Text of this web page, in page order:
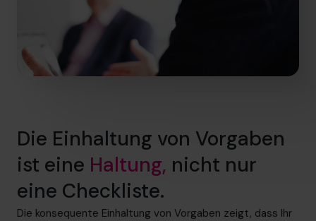
Die Einhaltung von Vorgaben
ist eine Haltung, nicht nur
eine Checkliste.
Die konsequente Einhaltung von Vorgaben zeigt, dass Ihr